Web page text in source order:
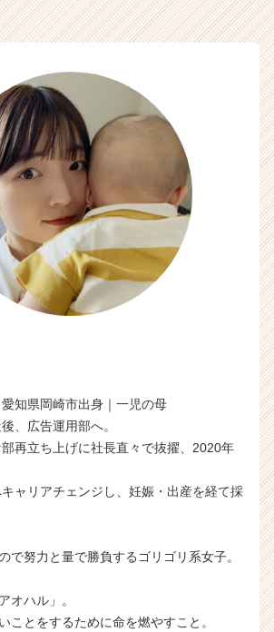
知県岡崎市出身｜一児の母
、広告運用部へ。
再立ち上げに社長直々で抜擢、2020年
ャリアチェンジし、妊娠・出産を経て採
で努力と量で勝負するゴリゴリ系女子。
オハル」。
ことをするために命を燃やすこと。